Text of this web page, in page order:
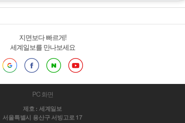
지면보다 빠르게!
세계일보를 만나보세요
PC 화면
제호 : 세계일보
서울특별시 용산구 서빙고로 17